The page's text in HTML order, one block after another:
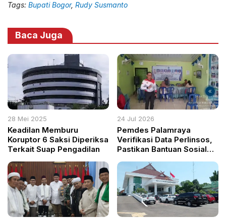
Tags: Bupati Bogor, Rudy Susmanto
Baca Juga
28 Mei 2025
Keadilan Memburu
Koruptor 6 Saksi Diperiksa
Terkait Suap Pengadilan
24 Jul 2026
Pemdes Palamraya
Verifikasi Data Perlinsos,
Pastikan Bantuan Sosial